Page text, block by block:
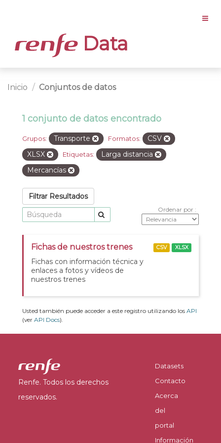
Data
Inicio Conjuntos de datos
1 conjunto de datos encontrado
Grupos: Transporte Formatos:
CSV
XLSX
Etiquetas:
Larga distancia
Mercancías
Filtrar Resultados
Ordenar por
Fichas de nuestros trenes
Fichas con información técnica y
enlaces a fotos y vídeos de
nuestros trenes
CSV XLSX
Usted también puede acceder a este registro utilizando los API
(ver API Docs).
Renfe. Todos los derechos
reservados.
Datasets
Contacto
Acerca
del
portal
Información